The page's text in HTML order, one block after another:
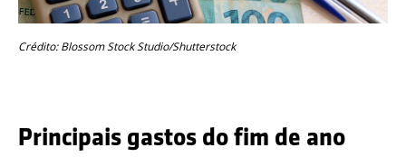
Crédito: Blossom Stock Studio/Shutterstock
Principais gastos do fim de ano